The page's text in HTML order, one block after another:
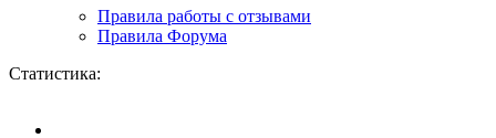
Правила работы с отзывами
Правила Форума
Статистика: